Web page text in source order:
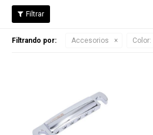
Filtrando por: Accesorios Color: